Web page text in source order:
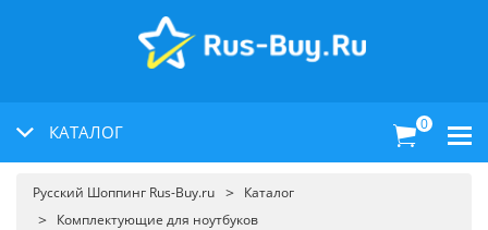
КАТАЛОГ 0
Русский Шоппинг Rus-Buy.ru
Каталог
Комплектующие для ноутбуков